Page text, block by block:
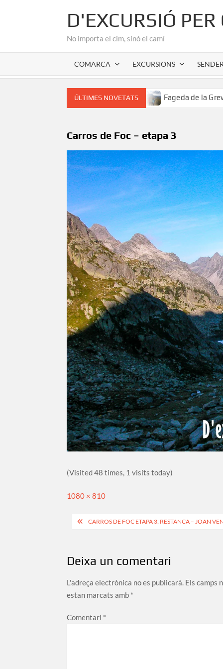
D'EXCURSIÓ
No importa el cim, sinó el camí
COMARCA EXCURSIONS
ÚLTIMES NOVETATS
de l’Alta Garrotxa Fageda de la Grevolosa: El
Carros de Foc – etapa 3
(Visited 48 times, 1 visits today)
Full
1080 × 810
Navegació
CARROS DE FOC ETAPA 3: RESTANCA – JOAN
Deixa un comentari
L'adreça electrònica no es publicarà. Els camps
estan marcats amb *
Comentari *